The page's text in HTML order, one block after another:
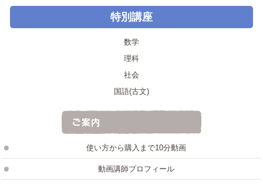
特別講座
数学
理科
社会
国語(古文)
使い方から購入まで10分動画
動画講師プロフィール